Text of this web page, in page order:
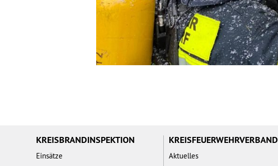
KREISBRANDINSPEKTION
Einsätze
KREISFEUERWEHRVERBAND
Aktuelles